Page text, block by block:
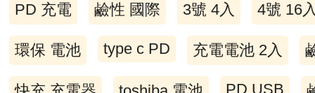
PD 充電 鹼性 國際 3號 4入 4號 16
環保 電池 type c PD 充電電池 2入
PD USB